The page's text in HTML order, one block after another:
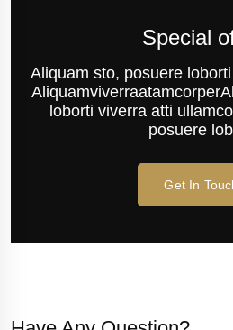
Special
Aliquam sto, posuere
loborti viverra atti
posuere
Get In